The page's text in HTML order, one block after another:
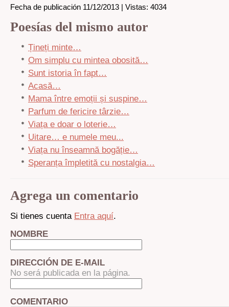
Fecha de publicación 11/12/2013 | Vistas: 4034
Poesías del mismo autor
Țineți minte…
Om simplu cu mintea obosită…
Sunt istoria în fapt…
Acasă…
Mama între emoții și suspine…
Parfum de fericire târzie…
Viața e doar o loterie…
Uitare… e numele meu...
Viața nu înseamnă bogăție…
Speranța împletită cu nostalgia…
Agrega un comentario
Si tienes cuenta Entra aquí.
NOMBRE
DIRECCIÓN DE E-MAIL
No será publicada en la página.
COMENTARIO